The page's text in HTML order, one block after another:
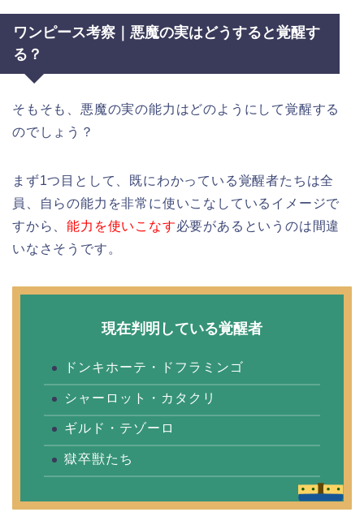
ワンピース考察｜悪魔の実はどうすると覚醒す
る？
そもそも、悪魔の実の能力はどのようにして覚醒する
のでしょう？
まず1つ目として、既にわかっている覚醒者たちは全
員、自らの能力を非常に使いこなしているイメージで
すから、能力を使いこなす必要があるというのは間違
いなさそうです。
現在判明している覚醒者
ドンキホーテ・ドフラミンゴ
シャーロット・カタクリ
ギルド・テゾーロ
獄卒獣たち